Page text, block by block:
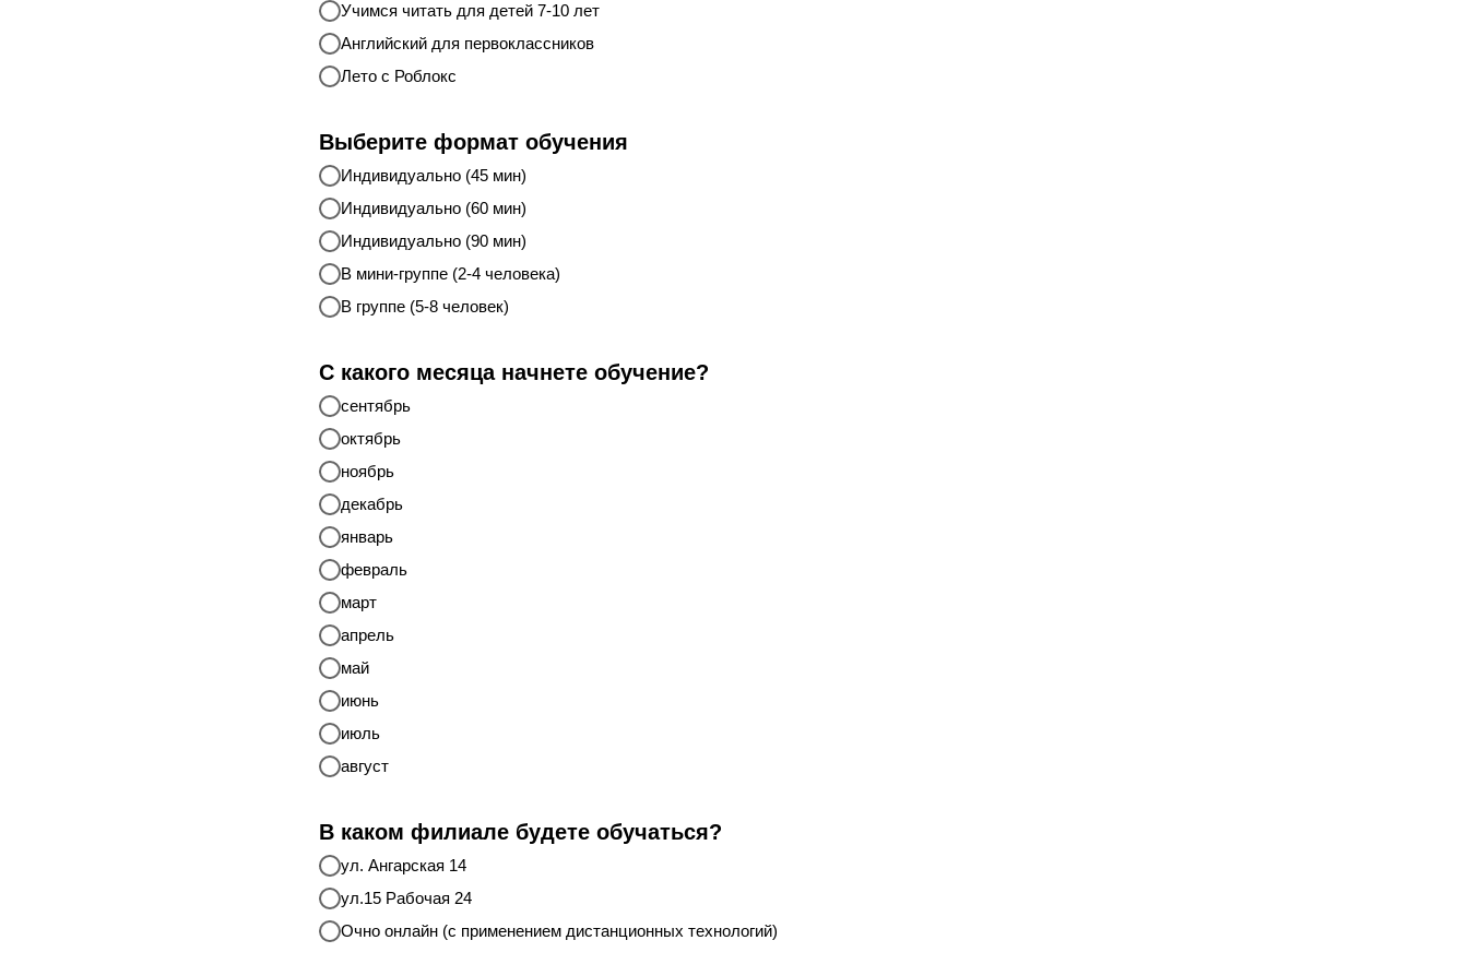
Учимся читать для детей 7-10 лет
Английский для первоклассников
Лето с Роблокс
Выберите формат обучения
Индивидуально (45 мин)
Индивидуально (60 мин)
Индивидуально (90 мин)
В мини-группе (2-4 человека)
В группе (5-8 человек)
С какого месяца начнете обучение?
сентябрь
октябрь
ноябрь
декабрь
январь
февраль
март
апрель
май
июнь
июль
август
В каком филиале будете обучаться?
ул. Ангарская 14
ул.15 Рабочая 24
Очно онлайн (с применением дистанционных технологий)